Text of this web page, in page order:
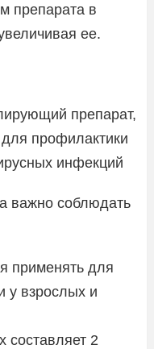
препарата в
ее.
препарат,
профилактики
инфекций
важно соблюдать
применять для
у взрослых и
составляет 2